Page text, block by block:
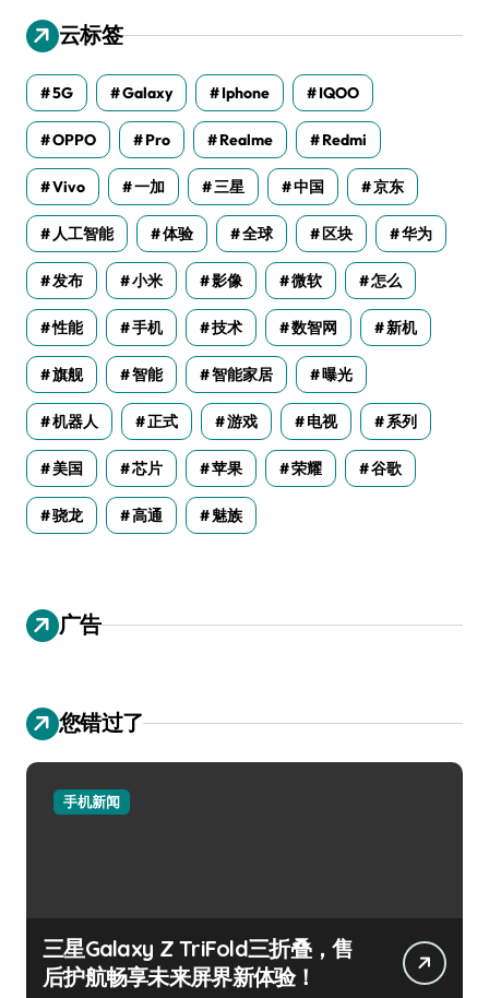
云标签
5G Galaxy Iphone IQOO
OPPO Pro Realme Redmi
Vivo 一加 三星 中国 京东
人工智能 体验 全球 区块 华为
发布 小米 影像 微软 怎么
性能 手机 技术 数智网 新机
旗舰 智能 智能家居 曝光
机器人 正式 游戏 电视 系列
美国 芯片 苹果 荣耀 谷歌
骁龙 高通 魅族
广告
您错过了
手机新闻
三星Galaxy Z TriFold三折叠，售
后护航畅享未来屏界新体验！